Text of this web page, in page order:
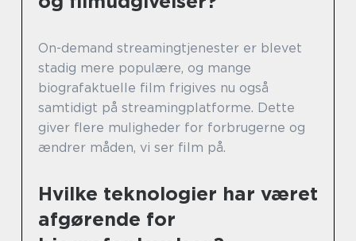
On-demand streamingtjenester er blevet
stadig mere populære, og mange
biografaktuelle film frigives nu også
samtidigt på streamingplatforme. Dette
giver flere muligheder for forbrugerne og
ændrer måden, vi ser film på.
Hvilke teknologier har været
afgørende for